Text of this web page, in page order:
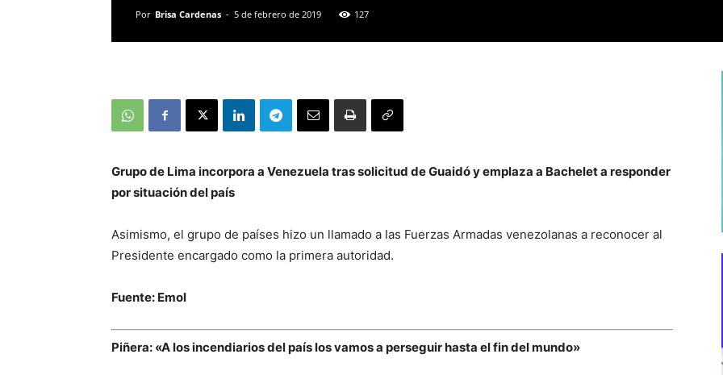
Por Brisa Cardenas - 5 de febrero de 2019 127
Grupo de Lima incorpora a Venezuela tras solicitud de Guaidó y emplaza a Bachelet a responder
por situación del país
Asimismo, el grupo de países hizo un llamado a las Fuerzas Armadas venezolanas a reconocer al
Presidente encargado como la primera autoridad.
Fuente: Emol
Piñera: «A los incendiarios del país los vamos a perseguir hasta el fin del mundo»